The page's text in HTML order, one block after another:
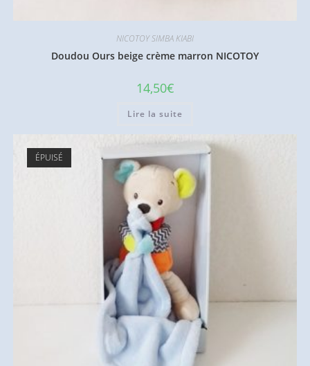
NICOTOY SIMBA KIABI
Doudou Ours beige crème marron NICOTOY
14,50€
Lire la suite
ÉPUISÉ